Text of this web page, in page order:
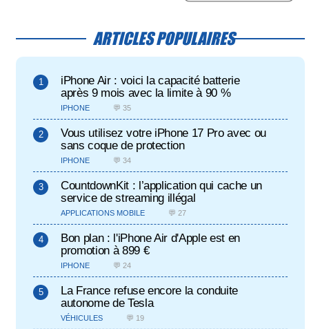
ARTICLES POPULAIRES
iPhone Air : voici la capacité batterie
après 9 mois avec la limite à 90 %
IPHONE 💬 35
Vous utilisez votre iPhone 17 Pro avec ou
sans coque de protection
IPHONE 💬 34
CountdownKit : l’application qui cache un
service de streaming illégal
APPLICATIONS MOBILE 💬 27
Bon plan : l'iPhone Air d'Apple est en
promotion à 899 €
IPHONE 💬 24
La France refuse encore la conduite
autonome de Tesla
VÉHICULES 💬 19